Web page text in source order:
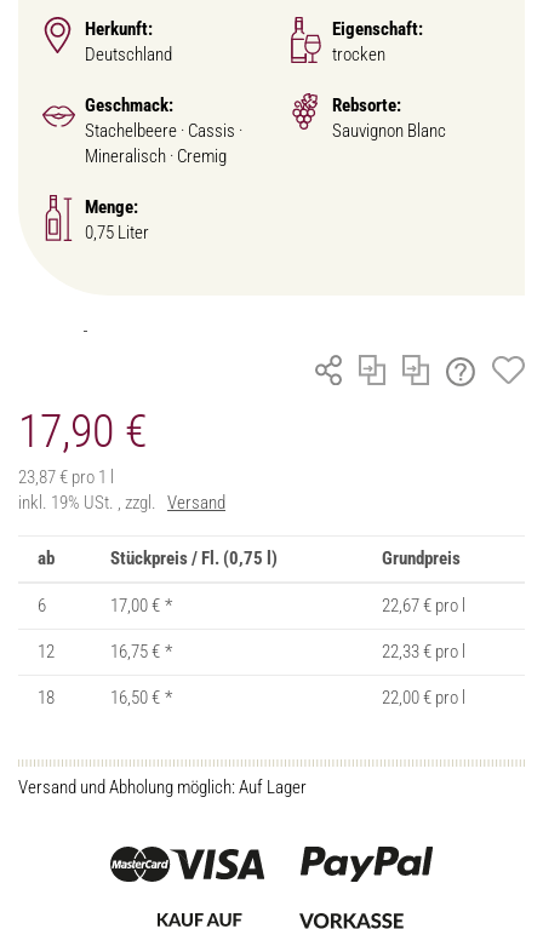
Herkunft:
Deutschland
Eigenschaft:
trocken
Geschmack:
Stachelbeere · Cassis ·
Mineralisch · Cremig
Rebsorte:
Sauvignon Blanc
Menge:
0,75 Liter
17,90 €
23,87 € pro 1 l
inkl. 19% USt. , zzgl. Versand
ab Stückpreis / Fl. (0,75 l) Grundpreis
6 17,00 € * 22,67 € pro l
12 16,75 € * 22,33 € pro l
18 16,50 € * 22,00 € pro l
Versand und Abholung möglich: Auf Lager